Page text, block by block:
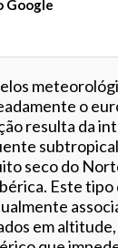
Google
o
resulta da
seco do
Este tipo
em